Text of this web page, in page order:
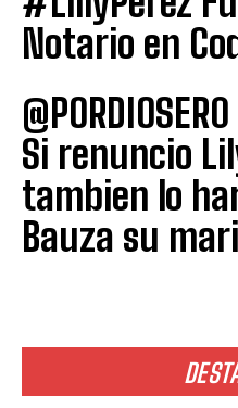
Notario en
@PORDIOSER0
Si renuncio
tambien lo
Bauza su